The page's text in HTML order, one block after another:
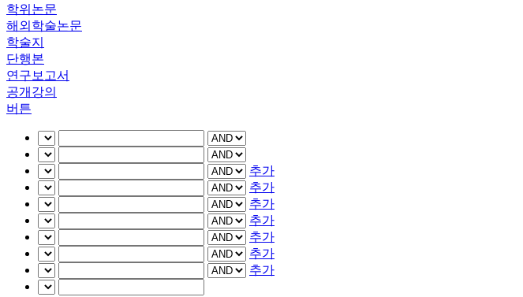
학위논문
해외학술논문
학술지
단행본
연구보고서
공개강의
버튼
추가
추가
추가
추가
추가
추가
추가